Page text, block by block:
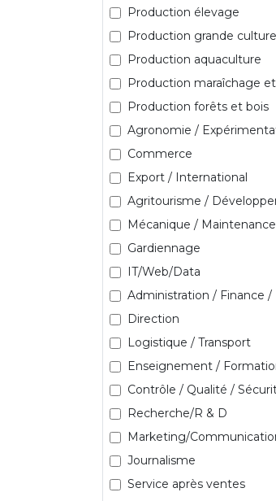
Production élevage
Production grande culture
Production aquaculture
Production maraîchage
Production forêts et bois
Agronomie /
Commerce
Export / International
Agritourisme /
Mécanique /
Gardiennage
IT/Web/Data
Administration / Finance /
Direction
Logistique / Transport
Enseignement /
Contrôle / Qualité /
Recherche/R & D
Marketing/
Journalisme
Service après ventes